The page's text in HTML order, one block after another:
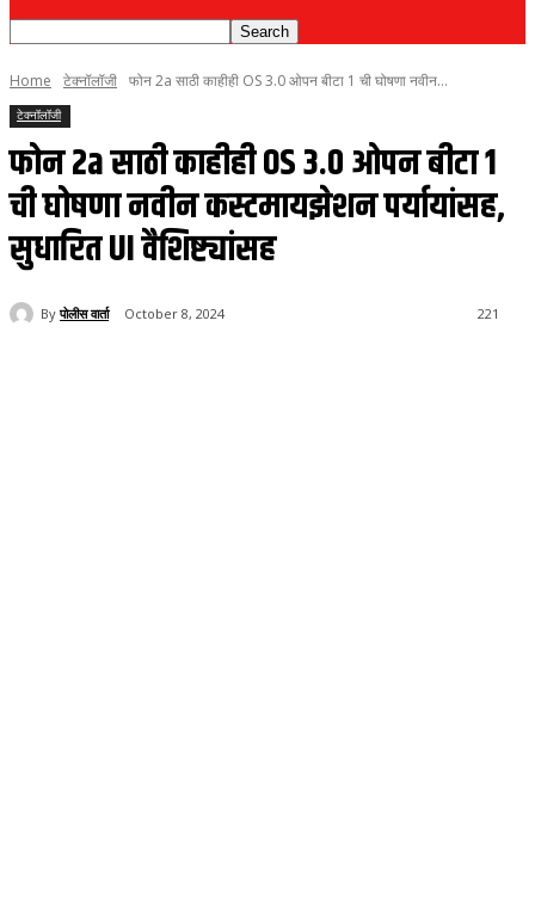
Home टेक्नॉलॉजी फोन 2a साठी काहीही OS 3.0 ओपन बीटा 1 ची घोषणा नवीन...
टेक्नॉलॉजी
फोन 2a साठी काहीही OS 3.0 ओपन बीटा 1
ची घोषणा नवीन कस्टमायझेशन पर्यायांसह,
सुधारित UI वैशिष्ट्यांसह
By पोलीस वार्ता October 8, 2024 221